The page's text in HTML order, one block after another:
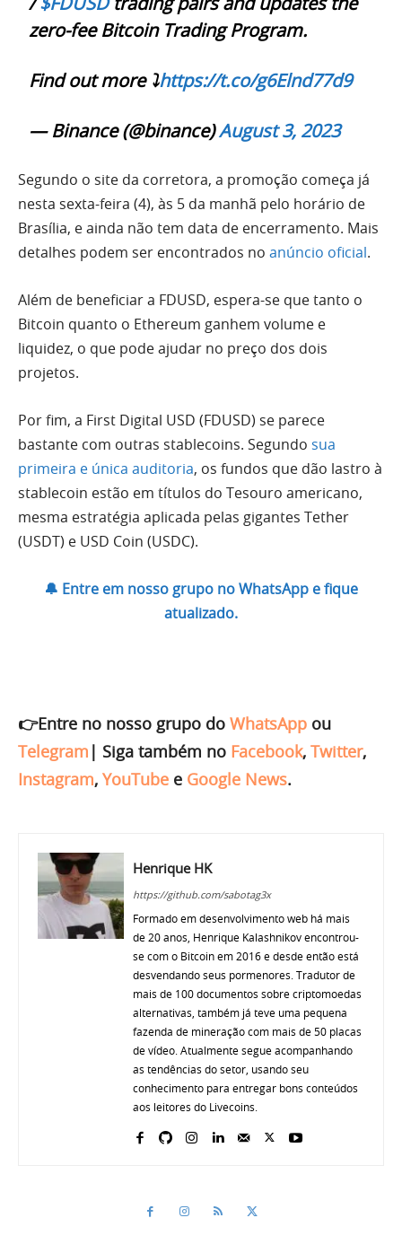
zero-fee Bitcoin Trading Program.
Find out more ⤵️https://t.co/g6Elnd77d9
— Binance (@binance)August 3, 2023
Segundo o site da corretora, a promoção começa já
nesta sexta-feira (4), às 5 da manhã pelo horário de
Brasília, e ainda não tem data de encerramento. Mais
detalhes podem ser encontrados no anúncio oficial.
Além de beneficiar a FDUSD, espera-se que tanto o
Bitcoin quanto o Ethereum ganhem volume e
liquidez, o que pode ajudar no preço dos dois
projetos.
Por fim, a First Digital USD (FDUSD) se parece
bastante com outras stablecoins. Segundo sua
primeira e única auditoria, os fundos que dão lastro à
stablecoin estão em títulos do Tesouro americano,
mesma estratégia aplicada pelas gigantes Tether
(USDT) e USD Coin (USDC).
🔔 Entre em nosso grupo no WhatsApp e fique
atualizado.
👉Entre no nosso grupo do WhatsApp ou
Telegram | Siga também no Facebook, Twitter,
Instagram, YouTube e Google News.
Henrique HK
https://github.com/sabotag3x
Formado em desenvolvimento web há mais
de 20 anos, Henrique Kalashnikov encontrou-
se com o Bitcoin em 2016 e desde então está
desvendando seus pormenores. Tradutor de
mais de 100 documentos sobre criptomoedas
alternativas, também já teve uma pequena
fazenda de mineração com mais de 50 placas
de vídeo. Atualmente segue acompanhando
as tendências do setor, usando seu
conhecimento para entregar bons conteúdos
aos leitores do Livecoins.